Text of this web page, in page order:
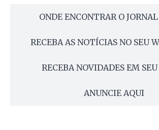
ONDE ENCONTRAR O
RECEBA AS NOTÍCIAS NO SEU
RECEBA NOVIDADES EM
ANUNCIE AQUI